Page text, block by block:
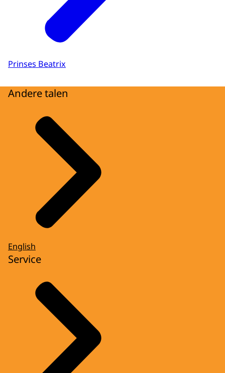
Prinses Beatrix
Andere talen
English
Service